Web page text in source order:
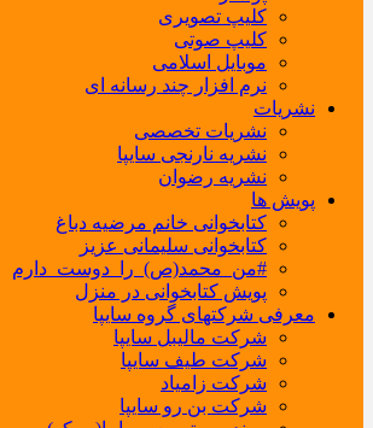
کلیپ تصویری
کلیپ صوتی
موبایل اسلامی
نرم افزار چند رسانه ای
نشریات
نشریات تخصصی
نشریه نارنجی سایپا
نشریه رضوان
پویش ها
کتابخوانی خانم مرضیه دباغ
کتابخوانی سلیمانی عزیز
#من_محمد(ص)_را_دوست_دارم
پویش کتابخوانی در منزل
معرفی شرکتهای گروه سایپا
شرکت مالیبل سایپا
شرکت طیف سایپا
شرکت زامیاد
شرکت بن رو سایپا